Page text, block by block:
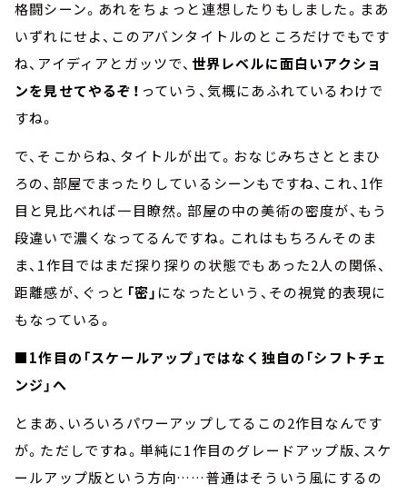
格闘シーン。あれをちょっと連想したりもしました。まあ
いずれにせよ、このアバンタイトルのところだけでもです
ね、アイディアとガッツで、 世界レベルに面白いアクショ
ンを見せてやるぞ！ っていう、気概にあふれているわけで
すね。
で、そこからね、タイトルが出て。おなじみちさととまひ
ろの、部屋でまったりしているシーンもですね、これ、1作
目と見比べれば一目瞭然。部屋の中の美術の密度が、もう
段違いで濃くなってるんですね。これはもちろんそのま
ま、1作目ではまだ探り探りの状態でもあった2人の関係、
距離感が、ぐっと 「密」 になったという、その視覚的表現に
もなっている。
■1作目の「スケールアップ」ではなく独自の「シフトチェ
ンジ」へ
とまあ、いろいろパワーアップしてるこの2作目なんです
が。ただしですね。単純に1作目のグレードアップ版、スケ
ールアップ版という方向……普通はそういう風にするの